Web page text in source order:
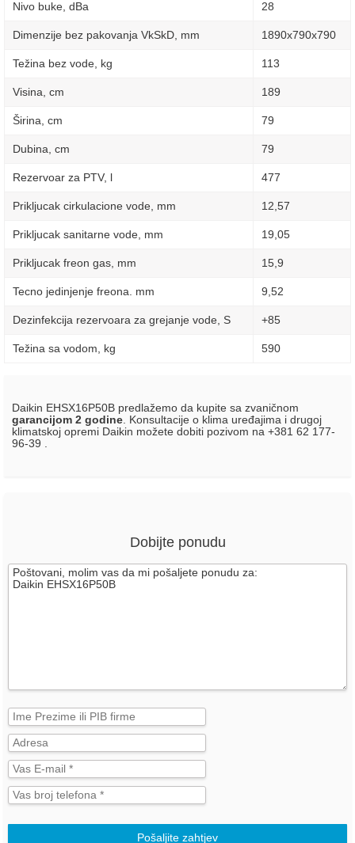
Nivo buke, dBa 28
Dimenzije bez pakovanja VkSkD, mm 1890х790х790
Težina bez vode, kg 113
Visina, сm 189
Širina, сm 79
Dubina, сm 79
Rezervoar za PTV, l 477
Prikljucak cirkulacione vode, mm 12,57
Prikljucak sanitarne vode, mm 19,05
Prikljucak freon gas, mm 15,9
Tecno jedinjenje freona. mm 9,52
Dezinfekcija rezervoara za grejanje vode, S +85
Težina sa vodom, kg 590
Daikin EHSX16P50B predlažemo da kupite sa zvaničnom
garancijom 2 godine . Konsultacije o klima uređajima i drugoj
klimatskoj opremi Daikin možete dobiti pozivom na +381 62 177-
96-39 .
Dobijte ponudu
Pošaljite zahtjev